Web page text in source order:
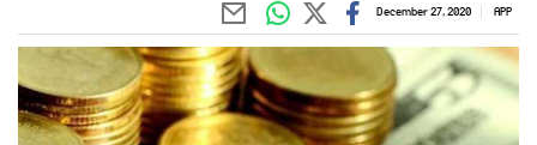
APP
December 27, 2020